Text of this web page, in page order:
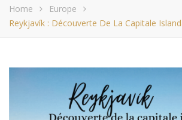
Home
Europe
Reykjavík : Découverte De La Capitale